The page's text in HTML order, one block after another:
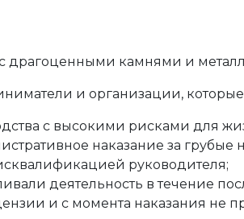
драгоценными камнями и
и организации, которые
с высокими рисками для
наказание за грубые
руководителя;
деятельность в течение
и с момента наказания не